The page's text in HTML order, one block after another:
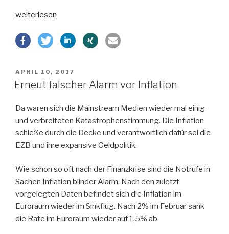
„Erleichterung
Europa
gewinnt
französische
weiterlesen
VERÖFFENTLICHT
AM
APRIL 10, 2017
Erneut falscher Alarm vor Inflation
Da waren sich die Mainstream Medien wieder mal einig
und verbreiteten Katastrophenstimmung. Die Inflation
schieße durch die Decke und verantwortlich dafür sei die
EZB und ihre expansive Geldpolitik.
Wie schon so oft nach der Finanzkrise sind die Notrufe in
Sachen Inflation blinder Alarm. Nach den zuletzt
vorgelegten Daten befindet sich die Inflation im
Euroraum wieder im Sinkflug. Nach 2% im Februar sank
die Rate im Euroraum wieder auf 1,5% ab.